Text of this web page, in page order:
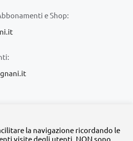
e Shop:
la navigazione ricordando le
visite degli utenti. NON sono